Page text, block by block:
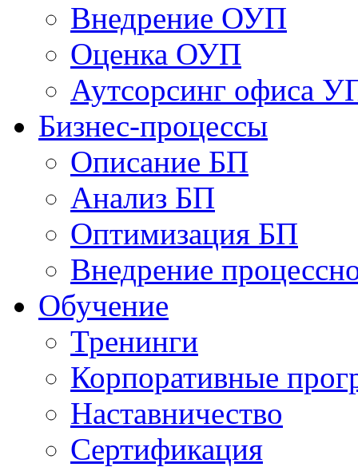
Bнедрение ОУП
Оценка ОУП
Аутсорсинг офиса
Бизнес-процессы
Описание БП
Анализ БП
Оптимизация БП
Внедрение
Обучениe
Тренинги
Корпоративные
Наставничество
Сертификация